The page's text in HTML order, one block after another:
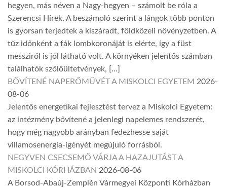
hegyen, más néven a Nagy-hegyen – számolt be róla a
Szerencsi Hírek. A beszámoló szerint a lángok több ponton
is gyorsan terjedtek a kiszáradt, földközeli növényzetben. A
tűz időnként a fák lombkoronáját is elérte, így a füst
messziről is jól látható volt. A környéken jelentős számban
találhatók szőlőültetvények, […]
BŐVÍTENÉ NAPERŐMŰVÉT A MISKOLCI EGYETEM 2026-
08-06
Jelentős energetikai fejlesztést tervez a Miskolci Egyetem:
az intézmény bővítené a jelenlegi napelemes rendszerét,
hogy még nagyobb arányban fedezhesse saját
villamosenergia-igényét megújuló forrásból.
NEGYVEN CSECSEMŐ VÁRJA A HAZAJUTÁST A
MISKOLCI KÓRHÁZBAN 2026-08-06
A Borsod-Abaúj-Zemplén Vármegyei Központi Kórházban